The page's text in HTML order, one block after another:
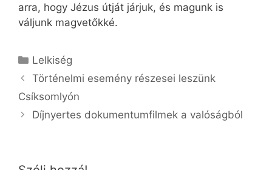
arra, hogy Jézus útját járjuk, és magunk is
váljunk magvetőkké.
Kategória
Lelkiség
Történelmi esemény részesei leszünk
Csíksomlyón
Díjnyertes dokumentumfilmek a valóságból